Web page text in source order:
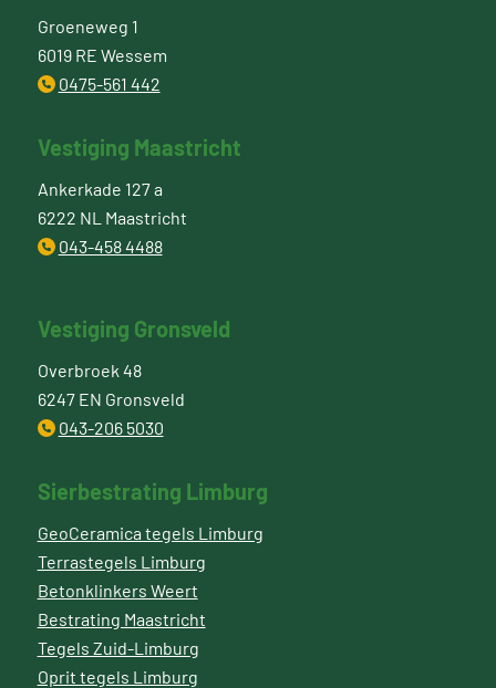
Groeneweg 1
6019 RE Wessem
0475-561 442
Vestiging Maastricht
Ankerkade 127 a
6222 NL Maastricht
043-458 4488
Vestiging Gronsveld
Overbroek 48
6247 EN Gronsveld
043-206 5030
Sierbestrating Limburg
GeoCeramica tegels Limburg
Terrastegels Limburg
Betonklinkers Weert
Bestrating Maastricht
Tegels Zuid-Limburg
Oprit tegels Limburg